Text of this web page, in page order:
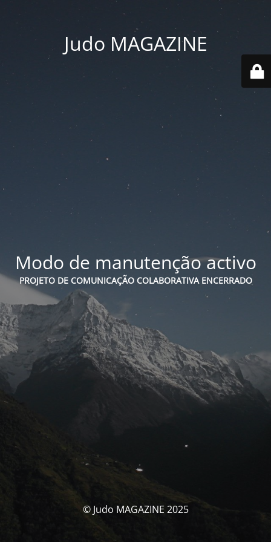
Judo MAGAZINE
Modo de manutenção activo
PROJETO DE COMUNICAÇÃO COLABORATIVA ENCERRADO
© Judo MAGAZINE 2025